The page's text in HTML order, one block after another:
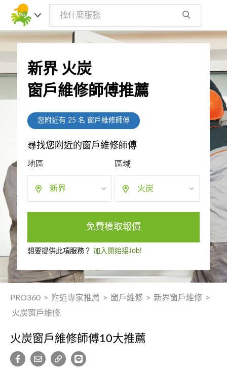
新界 火炭
窗戶維修師傅推薦
您附近有 25名 窗戶維修師傅
尋找您附近的窗戶維修師傅
地區
新界
區域
火炭
免費獲取報價
想要提供此項服務？ 加入開始接Job!
PRO360 > 附近專家推薦 > 窗戶維修 > 新界窗戶維修 >
火炭窗戶維修
火炭窗戶維修師傅10大推薦